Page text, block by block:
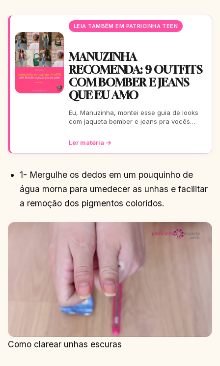
LEIA TAMBÉM EM PATRICINHA TEEN
MANUZINHA
RECOMENDA: 9 OUTFITS
COM BOMBER E JEANS
QUE EU AMO
Eu, Manuzinha, montei esse guia de looks
com jaqueta bomber e jeans pra vocês
Tudo testado e aprova
Ler matéria →
1- Mergulhe os dedos em um pouquinho de
água morna para umedecer as unhas e facilitar
a remoção dos pigmentos coloridos.
Como clarear unhas escuras